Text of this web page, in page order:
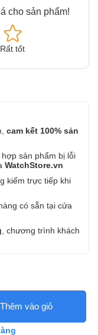
cho sản phẩm!
Rất tốt
cam kết 100% sản
sản phẩm bị lỗi
WatchStore.vn
kiểm trực tiếp khi
có sẵn tại cửa
, chương trình khách
Thêm vào giỏ